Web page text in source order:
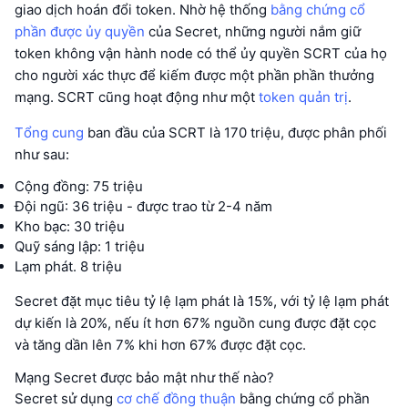
giao dịch hoán đổi token. Nhờ hệ thống bằng chứng cổ
phần được ủy quyền của Secret, những người nắm giữ
token không vận hành node có thể ủy quyền SCRT của họ
cho người xác thực để kiếm được một phần phần thưởng
mạng. SCRT cũng hoạt động như một token quản trị.
Tổng cung ban đầu của SCRT là 170 triệu, được phân phối
như sau:
Cộng đồng: 75 triệu
Đội ngũ: 36 triệu - được trao từ 2-4 năm
Kho bạc: 30 triệu
Quỹ sáng lập: 1 triệu
Lạm phát. 8 triệu
Secret đặt mục tiêu tỷ lệ lạm phát là 15%, với tỷ lệ lạm phát
dự kiến là 20%, nếu ít hơn 67% nguồn cung được đặt cọc
và tăng dần lên 7% khi hơn 67% được đặt cọc.
Mạng Secret được bảo mật như thế nào?
Secret sử dụng cơ chế đồng thuận bằng chứng cổ phần